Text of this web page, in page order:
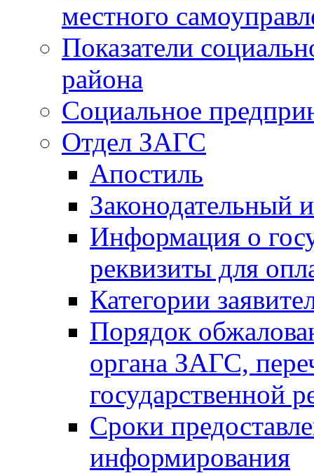
местного
Показатели
района
Социальное
Отдел ЗАГС
Апостиль
Законодательный
Информация о
реквизиты для
Категории
Порядок
органа ЗАГС,
государственной
Сроки
информирования